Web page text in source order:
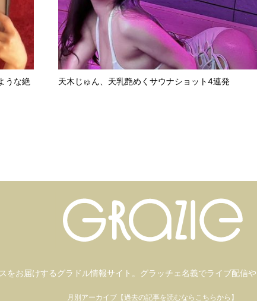
うな絶
天木じゅん、天乳艶めくサウナショット4連発
をお届けするグラドル情報サイト。 グラッチェ名義でライブ配信や
月別アーカイブ【過去の記事を読むならこちらから】